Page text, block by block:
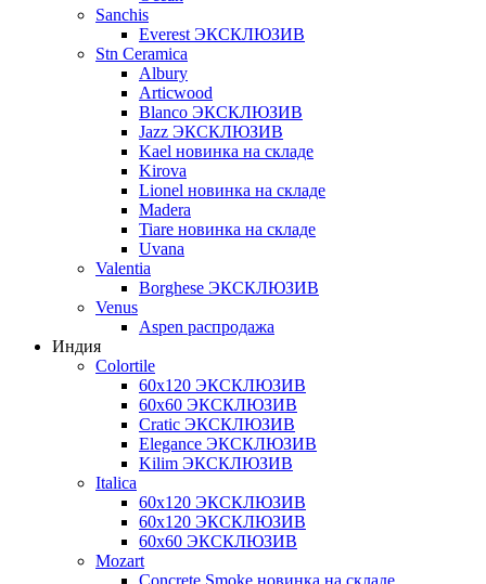
Sanchis
Everest ЭКСКЛЮЗИВ
Stn Ceramica
Albury
Articwood
Blanco ЭКСКЛЮЗИВ
Jazz ЭКСКЛЮЗИВ
Kael новинка на складе
Kirova
Lionel новинка на складе
Madera
Tiare новинка на складе
Uvana
Valentia
Borghese ЭКСКЛЮЗИВ
Venus
Aspen распродажа
Индия
Colortile
60х120 ЭКСКЛЮЗИВ
60х60 ЭКСКЛЮЗИВ
Cratic ЭКСКЛЮЗИВ
Elegance ЭКСКЛЮЗИВ
Kilim ЭКСКЛЮЗИВ
Italica
60х120 ЭКСКЛЮЗИВ
60х120 ЭКСКЛЮЗИВ
60х60 ЭКСКЛЮЗИВ
Mozart
Concrete Smoke новинка на складе